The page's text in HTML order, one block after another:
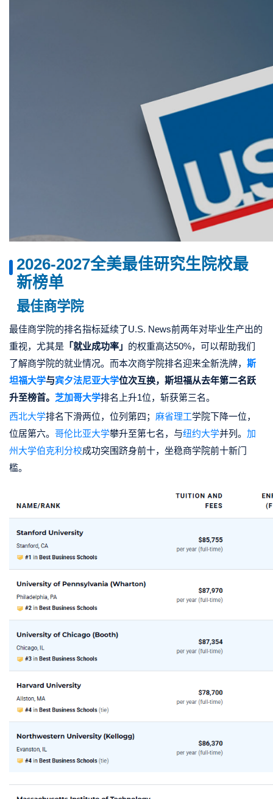
2026-2027全美最佳研究生院校最
新榜单
最佳商学院
最佳商学院的排名指标延续了U.S. News前两年对毕业生产出的
重视，尤其是 「就业成功率」 的权重高达50%，可以帮助我们
了解商学院的就业情况。而本次商学院排名迎来全新洗牌， 斯
坦福大学与宾夕法尼亚大学位次互换，斯坦福从去年第二名跃
升至榜首。 芝加哥大学排名上升1位，斩获第三名。
西北大学排名下滑两位，位列第四； 麻省理工学院下降一位，
位居第六。 哥伦比亚大学攀升至第七名，与纽约大学并列。 加
州大学伯克利分校成功突围跻身前十，坐稳商学院前十新门
槛。